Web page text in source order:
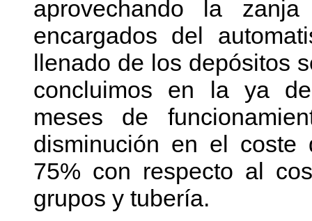
aprovechando la
encargados del
llenado de los depósitos
concluimos en la ya
meses de
disminución en el coste
75% con respecto al
grupos y tubería.